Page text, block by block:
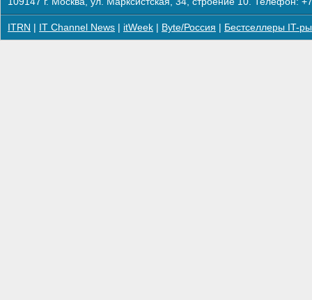
ITRN IT Channel News itWeek Byte/Россия Бестселлеры IT-